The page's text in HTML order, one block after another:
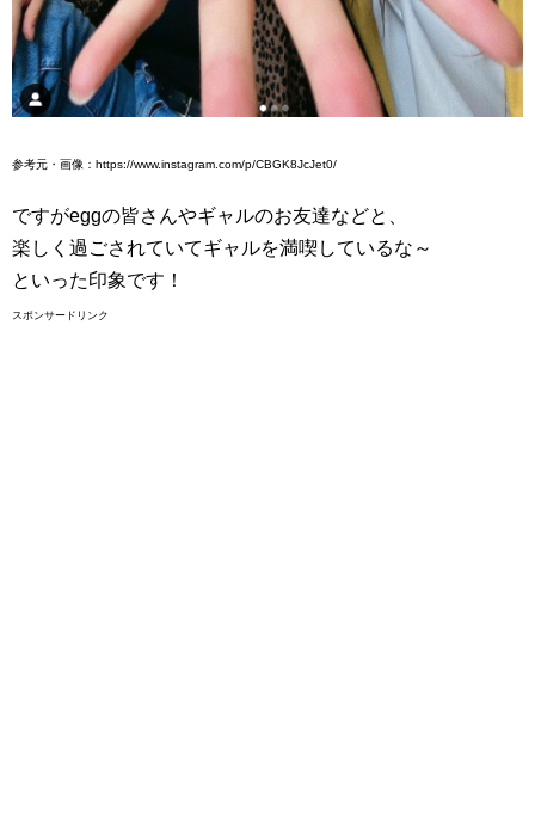
参考元・画像：https://www.instagram.com/p/CBGK8JcJet0/
ですがeggの皆さんやギャルのお友達などと、
楽しく過ごされていてギャルを満喫しているな～
といった印象です！
スポンサードリンク